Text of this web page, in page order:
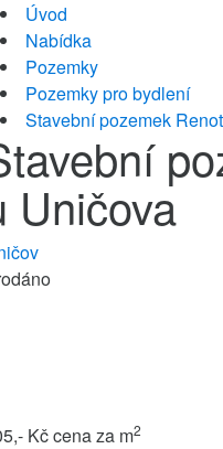
Úvod
Nabídka
Pozemky
Pozemky pro bydlení
Stavební pozemek
Uničova
Kčcena za m2